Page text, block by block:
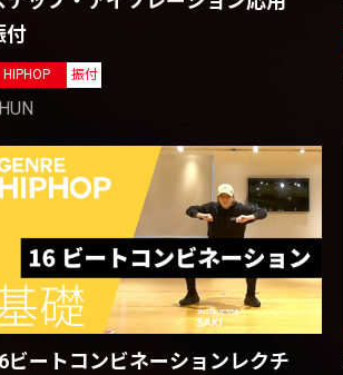
付
HIPHOP 振付
ビートコンビネーションレクチ